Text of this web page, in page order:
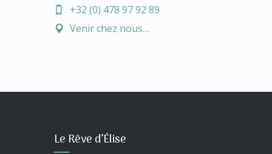
+32 (0) 478 97 92 89
Venir chez nous…
Le Rêve d’Élise